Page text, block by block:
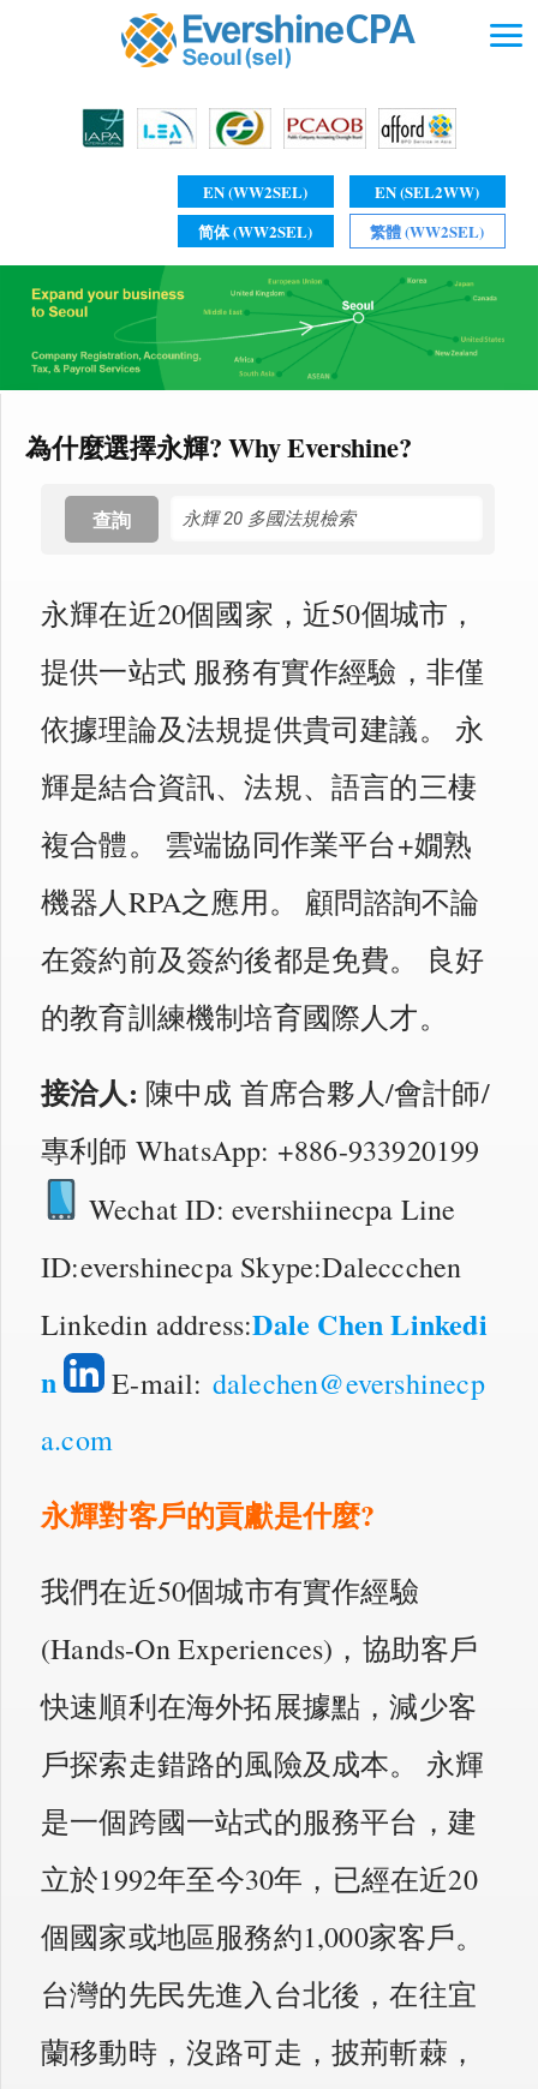
EN (WW2SEL)
EN (SEL2WW)
简体 (WW2SEL)
繁體 (WW2SEL)
為什麼選擇永輝? Why Evershine?
查詢
永輝在近20個國家，近50個城市，
提供一站式 服務有實作經驗，非僅
依據理論及法規提供貴司建議。 永
輝是結合資訊、法規、語言的三棲
複合體。 雲端協同作業平台+嫺熟
機器人RPA之應用。 顧問諮詢不論
在簽約前及簽約後都是免費。 良好
的教育訓練機制培育國際人才。
接洽人: 陳中成 首席合夥人/會計師/
專利師 WhatsApp: +886-933920199
Wechat ID: evershiinecpa Line
ID:evershinecpa Skype:Daleccchen
Linkedin address:Dale Chen Linkedi
n
E-mail: dalechen@evershinecp
a.com
永輝對客戶的貢獻是什麼?
我們在近50個城市有實作經驗
(Hands-On Experiences)，協助客戶
快速順利在海外拓展據點，減少客
戶探索走錯路的風險及成本。 永輝
是一個跨國一站式的服務平台，建
立於1992年至今30年，已經在近20
個國家或地區服務約1,000家客戶。
台灣的先民先進入台北後，在往宜
蘭移動時，沒路可走，披荊斬蕀，